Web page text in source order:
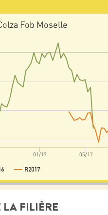
Fob Moselle
R2017
01/17 05/17
FILIÈRE